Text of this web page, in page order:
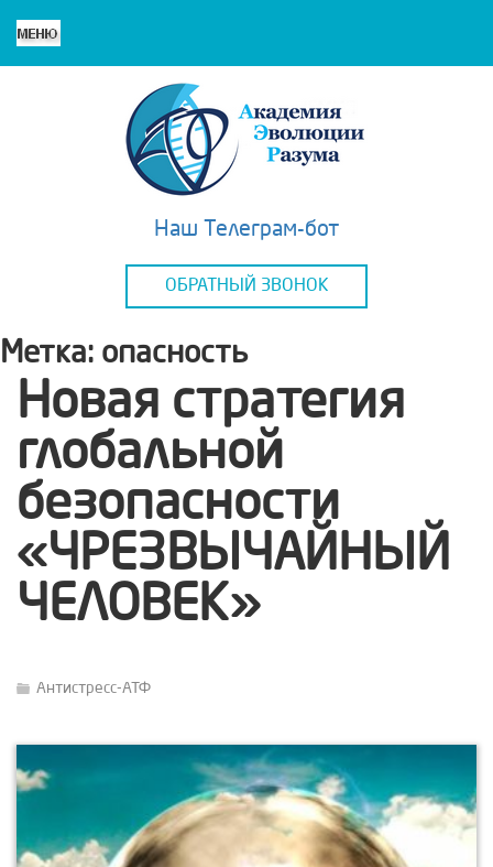
Наш Телеграм-бот
ОБРАТНЫЙ ЗВОНОК
Метка: опасность
Новая стратегия
глобальной
безопасности
«ЧРЕЗВЫЧАЙНЫЙ
ЧЕЛОВЕК»
Антистресс-АТФ